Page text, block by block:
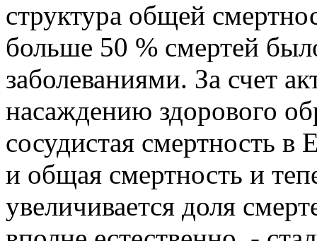
структура общей
больше 50 % смертей
заболеваниями. За счет
насаждению здорового
сосудистая смертность в
и общая смертность и
увеличивается доля